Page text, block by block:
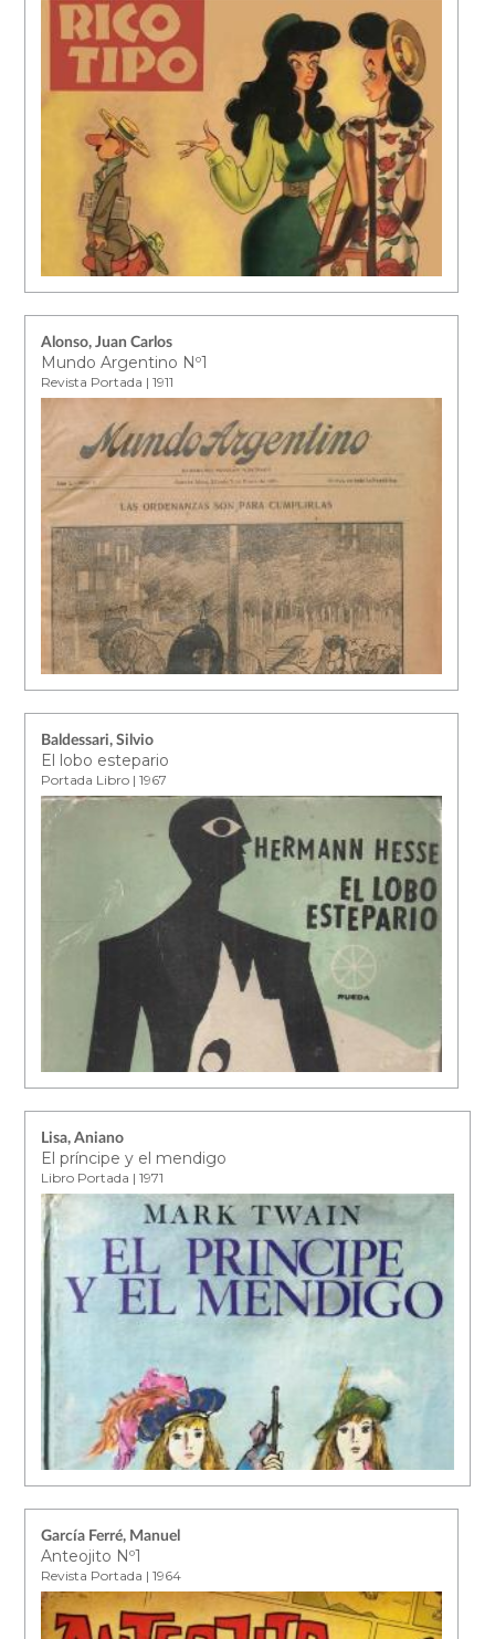
Alonso, Juan Carlos
Mundo Argentino Nº1
Revista Portada | 1911
Baldessari, Silvio
El lobo estepario
Portada Libro | 1967
Lisa, Aniano
El príncipe y el mendigo
Libro Portada | 1971
García Ferré, Manuel
Anteojito Nº1
Revista Portada | 1964